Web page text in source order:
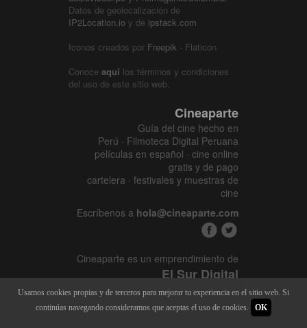
Datos de geolocalización de
IP2Location.io y de ipstack.com
Iconos creados por Freepik - Flaticon
Conoce aquí los términos y condiciones
del uso de este sitio web.
Cineaparte
Guía del cine hecho en
Perú · Filmoteca Digital Peruana
películas en español · cine online
gratis y de pago
cartelera · festivales y muestras de
cine
Escríbenos a hola@cineaparte.com
Cineaparte es un emprendimiento de
El Sur Digital
www.elsurcine.com
Desarrollado porSALA247
Usamos cookies propias y de terceros para mejorar tu experiencia en el sitio web. Si
continúas navegando consideramos que aceptas el uso de cookies.
OK